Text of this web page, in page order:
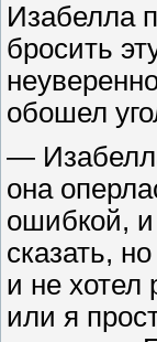
Изабелла
бросить
обошел
—
она
ошибкой, и
сказать,
и не хотел
или я